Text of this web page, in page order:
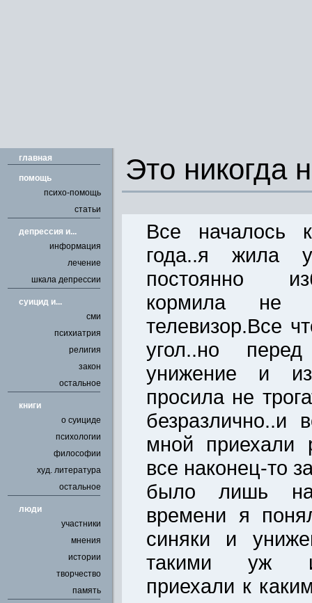
главная
помощь
психо-помощь
статьи
депрессия и...
информация
лечение
шкала депрессии
cуицид и...
сми
психиатрия
религия
закон
остальное
книги
о суициде
психологии
философии
худ. литература
остальное
люди
участники
мнения
истории
творчество
память
Это никогда
Все началось
года..я жила
постоянно
кормила не
телевизор.Все
угол..но
унижение и
просила не
безразлично..и
мной приехали
все наконец-то
было лишь
времени я
синяки и
такими уж
приехали к